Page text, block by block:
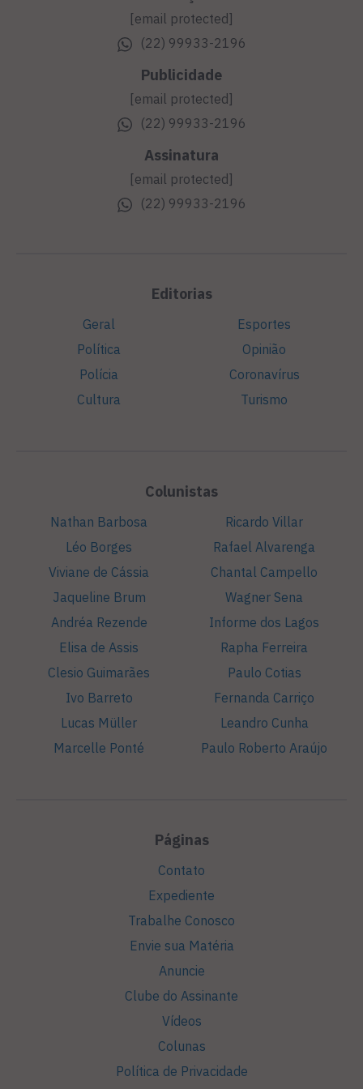
[email protected]
(22) 99933-2196
Publicidade
[email protected]
(22) 99933-2196
Assinatura
[email protected]
(22) 99933-2196
Editorias
Geral
Política
Polícia
Cultura
Esportes
Opinião
Coronavírus
Turismo
Colunistas
Nathan Barbosa
Léo Borges
Viviane de Cássia
Jaqueline Brum
Andréa Rezende
Elisa de Assis
Clesio Guimarães
Ivo Barreto
Lucas Müller
Marcelle Ponté
Ricardo Villar
Rafael Alvarenga
Chantal Campello
Wagner Sena
Informe dos Lagos
Rapha Ferreira
Paulo Cotias
Fernanda Carriço
Leandro Cunha
Paulo Roberto Araújo
Páginas
Contato
Expediente
Trabalhe Conosco
Envie sua Matéria
Anuncie
Clube do Assinante
Vídeos
Colunas
Política de Privacidade